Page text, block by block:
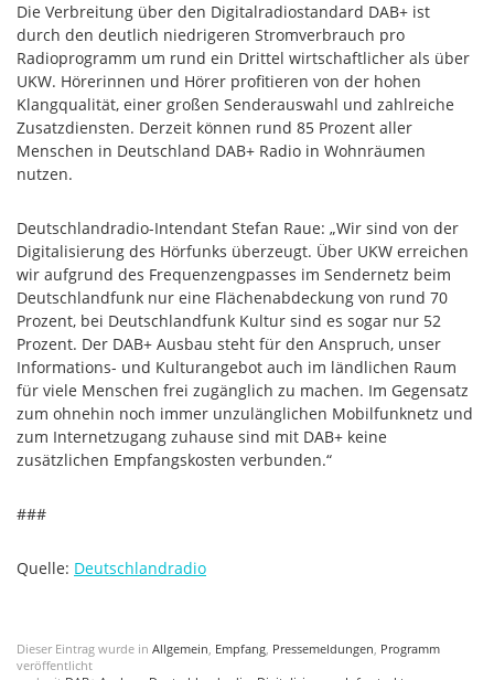
Die Verbreitung über den Digitalradiostandard DAB+ ist
durch den deutlich niedrigeren Stromverbrauch pro
Radioprogramm um rund ein Drittel wirtschaftlicher als über
UKW. Hörerinnen und Hörer profitieren von der hohen
Klangqualität, einer großen Senderauswahl und zahlreiche
Zusatzdiensten. Derzeit können rund 85 Prozent aller
Menschen in Deutschland DAB+ Radio in Wohnräumen
nutzen.
Deutschlandradio-Intendant Stefan Raue: „Wir sind von der
Digitalisierung des Hörfunks überzeugt. Über UKW erreichen
wir aufgrund des Frequenzengpasses im Sendernetz beim
Deutschlandfunk nur eine Flächenabdeckung von rund 70
Prozent, bei Deutschlandfunk Kultur sind es sogar nur 52
Prozent. Der DAB+ Ausbau steht für den Anspruch, unser
Informations- und Kulturangebot auch im ländlichen Raum
für viele Menschen frei zugänglich zu machen. Im Gegensatz
zum ohnehin noch immer unzulänglichen Mobilfunknetz und
zum Internetzugang zuhause sind mit DAB+ keine
zusätzlichen Empfangskosten verbunden.“
###
Quelle: Deutschlandradio
Dieser Eintrag wurde in Allgemein, Empfang, Pressemeldungen, Programm
veröffentlicht